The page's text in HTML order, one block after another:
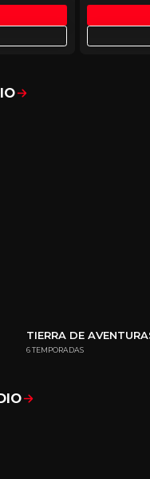
Mostrar todo
TIERRA DE
6 TEMPORADAS
Mostrar todo